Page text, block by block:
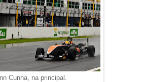
Cunha, na principal.